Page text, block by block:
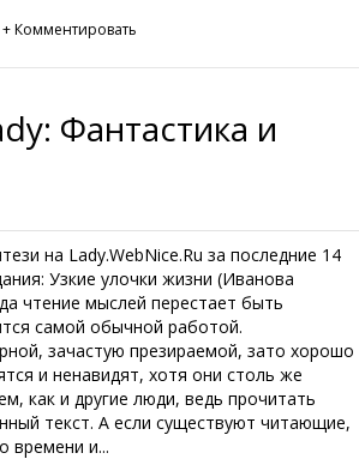
+ Комментировать
Фантастика и
на Lady.WebNice.Ru за последние 14
Узкие улочки жизни (Иванова
чтение мыслей перестает быть
самой обычной работой.
зачастую презираемой, зато хорошо
и ненавидят, хотя они столь же
как и другие люди, ведь прочитать
текст. А если существуют читающие,
времени и...